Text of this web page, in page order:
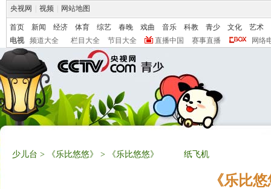
央视网 视频 网站地图
首页 新闻 经济 体育 综艺 春晚 戏曲 音乐 科教 青少 文化
艺术
电视
频道大全 栏目大全 节目大全 直播中国 赛事直播 网络
少儿台 > 《乐比悠悠》 > 《乐比悠悠》 纸飞机
《乐